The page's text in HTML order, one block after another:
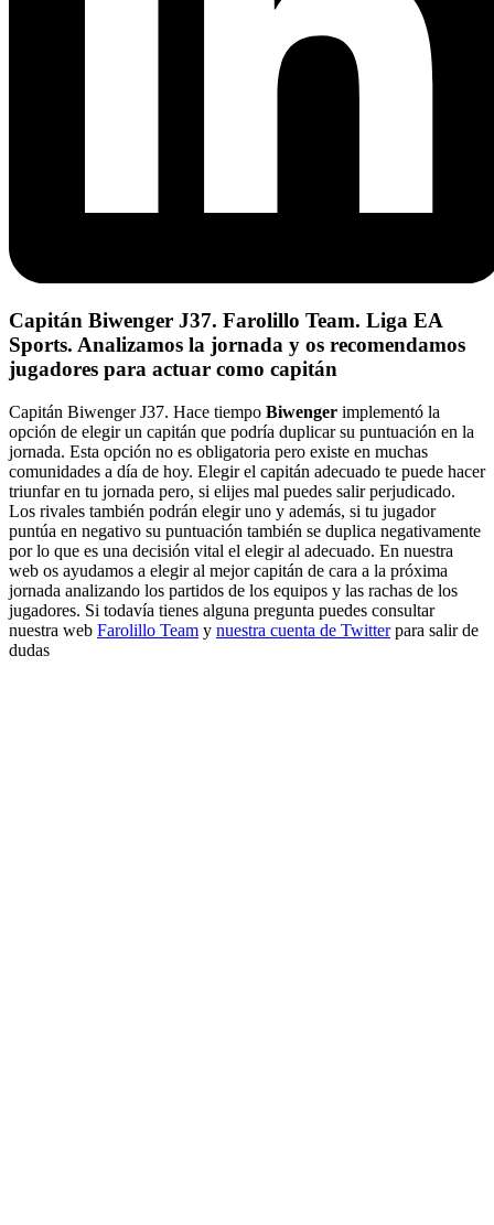
Capitán Biwenger J37. Farolillo Team. Liga EA
Sports. Analizamos la jornada y os recomendamos
jugadores para actuar como capitán
Capitán Biwenger J37. Hace tiempo Biwenger implementó la
opción de elegir un capitán que podría duplicar su puntuación en la
jornada. Esta opción no es obligatoria pero existe en muchas
comunidades a día de hoy. Elegir el capitán adecuado te puede hacer
triunfar en tu jornada pero, si elijes mal puedes salir perjudicado.
Los rivales también podrán elegir uno y además, si tu jugador
puntúa en negativo su puntuación también se duplica negativamente
por lo que es una decisión vital el elegir al adecuado. En nuestra
web os ayudamos a elegir al mejor capitán de cara a la próxima
jornada analizando los partidos de los equipos y las rachas de los
jugadores. Si todavía tienes alguna pregunta puedes consultar
nuestra web Farolillo Team y nuestra cuenta de Twitterpara salir de
dudas